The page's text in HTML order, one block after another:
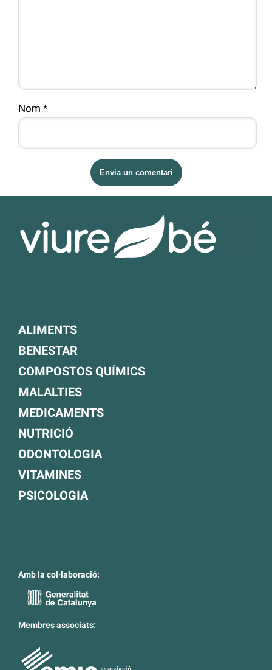
Nom *
ALIMENTS
BENESTAR
COMPOSTOS QUÍMICS
MALALTIES
MEDICAMENTS
NUTRICIÓ
ODONTOLOGIA
VITAMINES
PSICOLOGIA
Amb la col·laboració:
Membres associats: